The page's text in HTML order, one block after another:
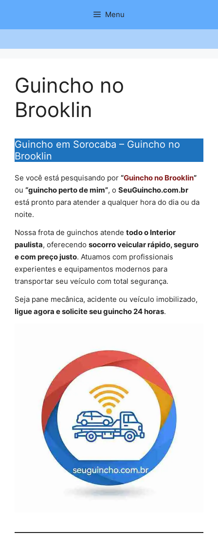
o
Menu
Guincho no
Brooklin
Guincho em Sorocaba – Guincho no
Brooklin
Se você está pesquisando por “Guincho no Brooklin”
ou “guincho perto de mim”, o SeuGuincho.com.br
está pronto para atender a qualquer hora do dia ou da
noite.
Nossa frota de guinchos atende todo o Interior
paulista, oferecendo socorro veicular rápido, seguro
e com preço justo. Atuamos com profissionais
experientes e equipamentos modernos para
transportar seu veículo com total segurança.
Seja pane mecânica, acidente ou veículo imobilizado,
ligue agora e solicite seu guincho 24 horas.